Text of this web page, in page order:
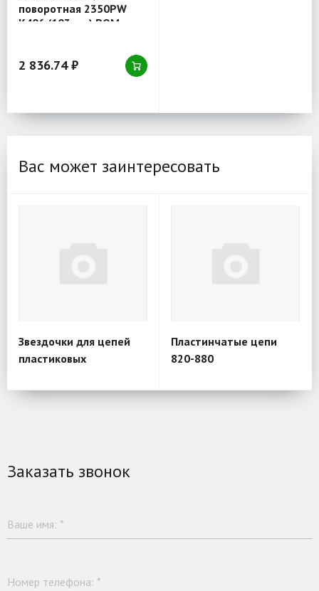
поворотная 2350PW
K406 (103 мм) POM
2 836.74 ₽
Вас может заинтересовать
Звездочки для цепей
пластиковых
Пластинчатые цепи
820-880
Заказать звонок
Ваше имя: *
Номер телефона: *